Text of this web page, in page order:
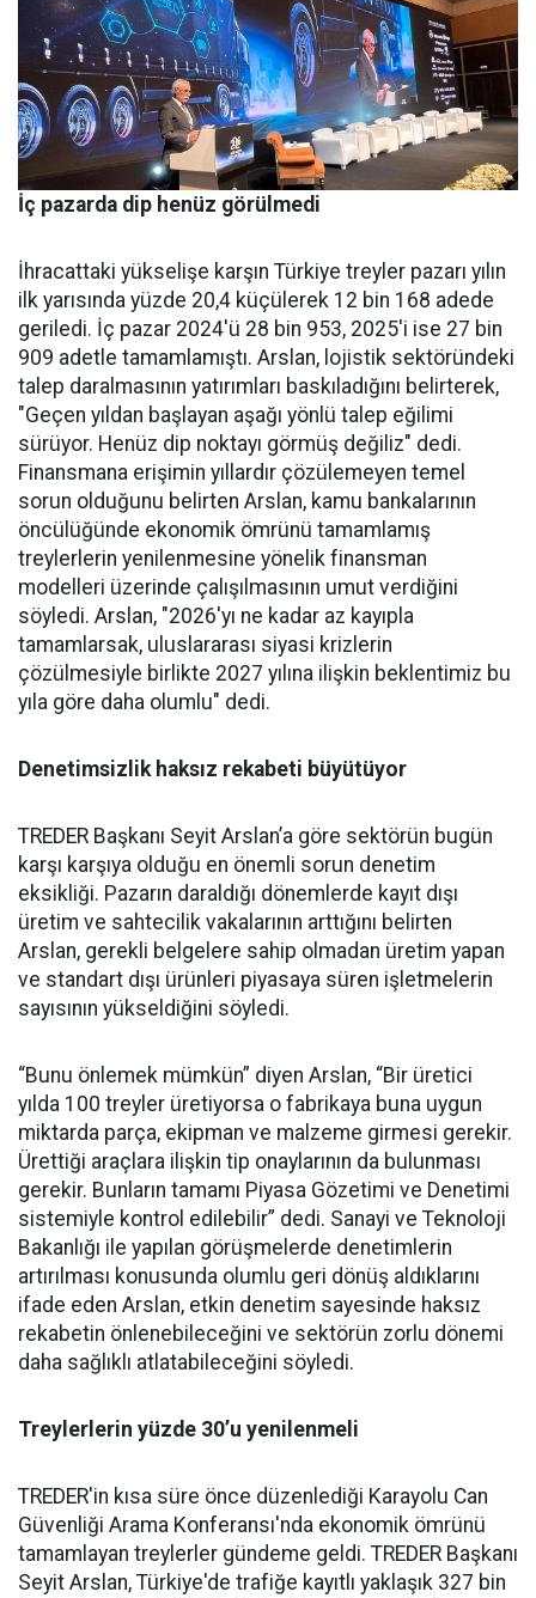
İç pazarda dip henüz görülmedi
İhracattaki yükselişe karşın Türkiye treyler pazarı yılın
ilk yarısında yüzde 20,4 küçülerek 12 bin 168 adede
geriledi. İç pa­zar 2024'ü 28 bin 953, 2025'i ise 27 bin
909 adetle tamamlamış­tı. Arslan, lojistik sektöründeki
talep daralmasının yatırımları baskıladığını belirterek,
"Geçen yıldan başlayan aşağı yönlü talep eğilimi
sürüyor. Henüz dip nok­tayı görmüş değiliz" dedi.
Finans­mana erişimin yıllardır çözüle­meyen temel
sorun olduğunu be­lirten Arslan, kamu bankalarının
öncülüğünde ekonomik ömrü­nü tamamlamış
treylerlerin ye­nilenmesine yönelik finansman
modelleri üzerinde çalışılması­nın umut verdiğini
söyledi. Ars­lan, "2026'yı ne kadar az kayıpla
tamamlarsak, uluslararası siya­si krizlerin
çözülmesiyle birlik­te 2027 yılına ilişkin beklentimiz bu
yıla göre daha olumlu" dedi.
Denetimsizlik haksız rekabeti büyütüyor
TREDER Başkanı Seyit Arslan’a göre sektörün bugün
karşı karşıya olduğu en önemli sorun denetim
eksikliği. Pazarın daraldığı dönemlerde kayıt dışı
üretim ve sahtecilik vakalarının arttığını belirten
Arslan, gerekli belgelere sahip olmadan üretim yapan
ve standart dışı ürünleri piyasaya süren işletmelerin
sayısının yükseldiğini söyledi.
“Bunu önlemek mümkün” diyen Arslan, “Bir üretici
yılda 100 treyler üretiyorsa o fabrikaya buna uygun
miktarda parça, ekipman ve malzeme girmesi gerekir.
Ürettiği araçlara ilişkin tip onaylarının da bulunması
gerekir. Bunların tamamı Piyasa Gözetimi ve Denetimi
sistemiyle kontrol edilebilir” dedi. Sanayi ve Teknoloji
Bakanlığı ile yapılan görüşmelerde denetimlerin
artırılması konusunda olumlu geri dönüş aldıklarını
ifade eden Arslan, etkin denetim sayesinde haksız
rekabetin önlenebileceğini ve sektörün zorlu dönemi
daha sağlıklı atlatabileceğini söyledi.
Treylerlerin yüzde 30’u yenilenmeli
TREDER'in kısa süre önce düzenlediği Karayolu Can
Güvenliği Arama Konferansı'nda ekonomik ömrünü
tamamlayan treylerler gündeme geldi. TREDER Başkanı
Seyit Arslan, Türkiye'de trafiğe kayıtlı yaklaşık 327 bin